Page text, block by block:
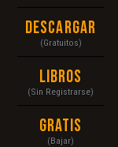
Descargar
(Gratuitos)
Libros
(Sin Registrarse)
Gratis
(Bajar)